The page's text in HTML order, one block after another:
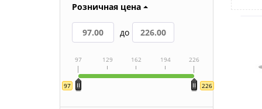
Розничная цена
до
97 226
97 129 162 194 226